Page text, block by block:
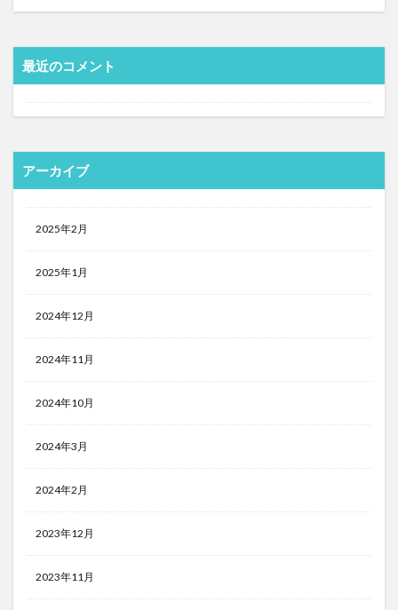
最近のコメント
アーカイブ
2025年2月
2025年1月
2024年12月
2024年11月
2024年10月
2024年3月
2024年2月
2023年12月
2023年11月